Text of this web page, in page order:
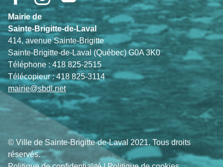
Mairie de
Sainte-Brigitte-de-Laval
414, avenue Sainte-Brigitte
Sainte-Brigitte-de-Laval (Québec) G0A 3K0
Téléphone : 418 825-2515
Télécopieur : 418 825-3114
mairie@sbdl.net
© Ville de Sainte-Brigitte-de-Laval 2021. Tous droits
réservés.